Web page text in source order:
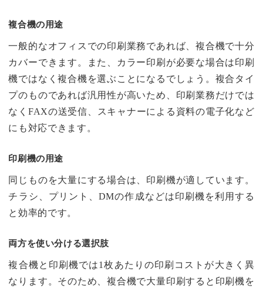
複合機の用途
一般的なオフィスでの印刷業務であれば、複合機で十分
カバーできます。また、カラー印刷が必要な場合は印刷
機ではなく複合機を選ぶことになるでしょう。複合タイ
プのものであれば汎用性が高いため、印刷業務だけでは
なくFAXの送受信、スキャナーによる資料の電子化など
にも対応できます。
印刷機の用途
同じものを大量にする場合は、印刷機が適しています。
チラシ、プリント、DMの作成などは印刷機を利用する
と効率的です。
両方を使い分ける選択肢
複合機と印刷機では1枚あたりの印刷コストが大きく異
なります。そのため、複合機で大量印刷すると印刷機を